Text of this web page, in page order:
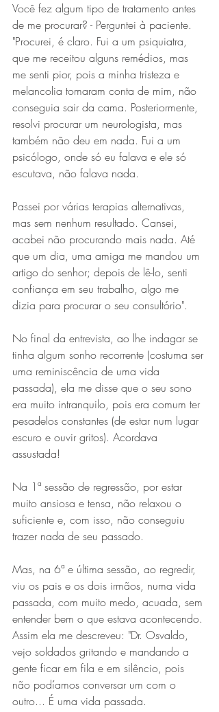
Você fez algum tipo de tratamento antes
de me procurar? - Perguntei à paciente.
"Procurei, é claro. Fui a um psiquiatra,
que me receitou alguns remédios, mas
me senti pior, pois a minha tristeza e
melancolia tomaram conta de mim, não
conseguia sair da cama. Posteriormente,
resolvi procurar um neurologista, mas
também não deu em nada. Fui a um
psicólogo, onde só eu falava e ele só
escutava, não falava nada.
Passei por várias terapias alternativas,
mas sem nenhum resultado. Cansei,
acabei não procurando mais nada. Até
que um dia, uma amiga me mandou um
artigo do senhor; depois de lê-lo, senti
confiança em seu trabalho, algo me
dizia para procurar o seu consultório".
No final da entrevista, ao lhe indagar se
tinha algum sonho recorrente (costuma ser
uma reminiscência de uma vida
passada), ela me disse que o seu sono
era muito intranquilo, pois era comum ter
pesadelos constantes (de estar num lugar
escuro e ouvir gritos). Acordava
assustada!
Na 1ª sessão de regressão, por estar
muito ansiosa e tensa, não relaxou o
suficiente e, com isso, não conseguiu
trazer nada de seu passado.
Mas, na 6ª e última sessão, ao regredir,
viu os pais e os dois irmãos, numa vida
passada, com muito medo, acuada, sem
entender bem o que estava acontecendo.
Assim ela me descreveu: "Dr. Osvaldo,
vejo soldados gritando e mandando a
gente ficar em fila e em silêncio, pois
não podíamos conversar um com o
outro... É uma vida passada.